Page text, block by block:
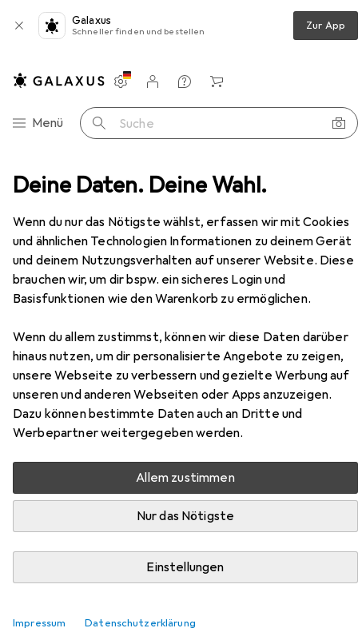
Deine Daten. Deine Wahl.
Wenn du nur das Nötigste wählst, erfassen wir mit Cookies
und ähnlichen Technologien Informationen zu deinem Gerät
und deinem Nutzungsverhalten auf unserer Website. Diese
brauchen wir, um dir bspw. ein sicheres Login und
Basisfunktionen wie den Warenkorb zu ermöglichen.
Wenn du allem zustimmst, können wir diese Daten darüber
hinaus nutzen, um dir personalisierte Angebote zu zeigen,
unsere Webseite zu verbessern und gezielte Werbung auf
unseren und anderen Webseiten oder Apps anzuzeigen.
Dazu können bestimmte Daten auch an Dritte und
Werbepartner weitergegeben werden.
Allem zustimmen
Nur das Nötigste
Einstellungen
Impressum Datenschutzerklärung
Galaxus
Schneller finden und bestellen Zur App
Navigation nach Kategorien
Menü Suche
Einstellungen
Kundenkonto
Vergleichslisten
Merklisten
Warenkorb
Holzverbinder Simpson Sst Winkelverbinder
EUR
7,88 bei 3 Stück
Simpson SstWinkelverbinder
Winkelverbinder, 1 Stk.
Zubehör für Simpson Sst
Hier findest du passendes Zubehör zum Produkt Simpson
Sst Winkelverbinder aus den Kategorien Schrauben,
Holzverbinder und Dübel.
Beliebt Schrauben Simpson Sst Holzverbinder
Relevanz